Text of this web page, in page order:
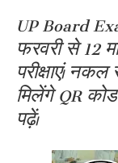
UP Board
फरवरी से 12
परीक्षाएं।
मिलेंगे QR
पढ़ें।